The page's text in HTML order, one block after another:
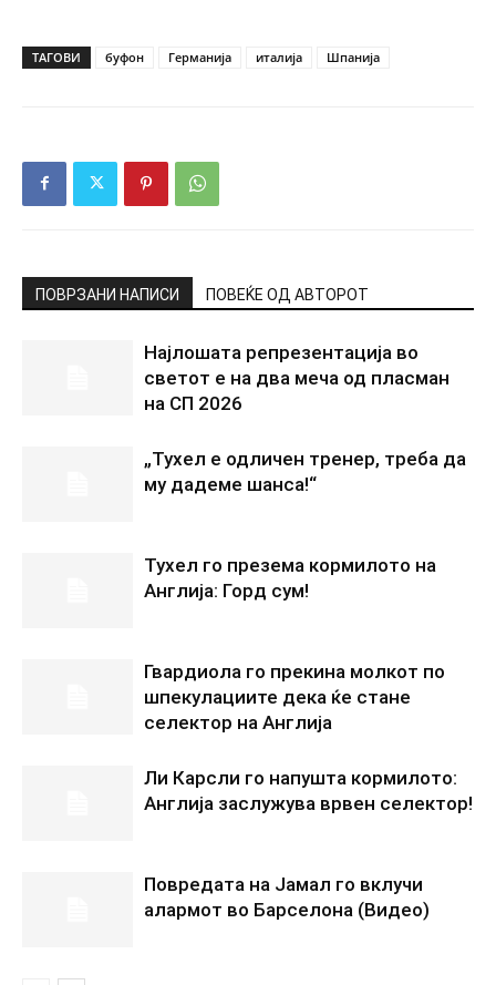
ТАГОВИ буфон Германија италија Шпанија
ПОВРЗАНИ НАПИСИ ПОВЕЌЕ ОД АВТОРОТ
Најлошата репрезентација во
светот е на два меча од пласман
на СП 2026
„Тухел е одличен тренер, треба да
му дадеме шанса!“
Тухел го презема кормилото на
Англија: Горд сум!
Гвардиола го прекина молкот по
шпекулациите дека ќе стане
селектор на Англија
Ли Карсли го напушта кормилото:
Англија заслужува врвен селектор!
Повредата на Јамал го вклучи
алармот во Барселона (Видео)